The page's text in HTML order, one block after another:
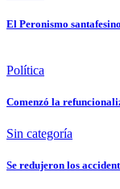
El Peronismo
Política
Comenzó la
Sin categoría
Se redujeron los